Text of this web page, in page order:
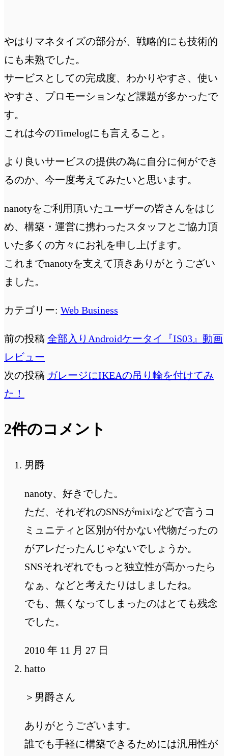
やはりマネタイズの部分が、戦略的にも技術的
にも未熟でした。
サービスとしての完成度、わかりやすさ、使い
やすさ、プロモーションなど課題が多かったで
す。
これは今のTimelogにも言えること。
より良いサービスの提供の為に自分に何ができ
るのか、今一度考えてみたいと思います。
nanotyをご利用頂いたユーザーの皆さんをはじ
め、構築・運営に携わったスタッフとご協力頂
いた多くの方々にお礼を申し上げます。
これまでnanotyを支えて頂きありがとうござい
ました。
カテゴリー: Web Business
前の投稿 全部入りAndroidケータイ『IS03』動画
レビュー
次の投稿 ガレージにIKEAの吊り輪を付けてみ
た！
2件のコメント
男爵
nanoty、好きでした。
ただ、それぞれのSNSがmixiなどで言うコ
ミュニティと区別が付かない代物だったの
がアレだったんじゃないでしょうか。
SNSそれぞれでもっと独立性が高かったら
なぁ、などと考えたりはしましたね。
でも、無くなってしまったのはとても残念
でした。
2010 年 11 月 27 日
hatto
＞男爵さん
ありがとうございます。
誰でも手軽に構築できるためには汎用性が